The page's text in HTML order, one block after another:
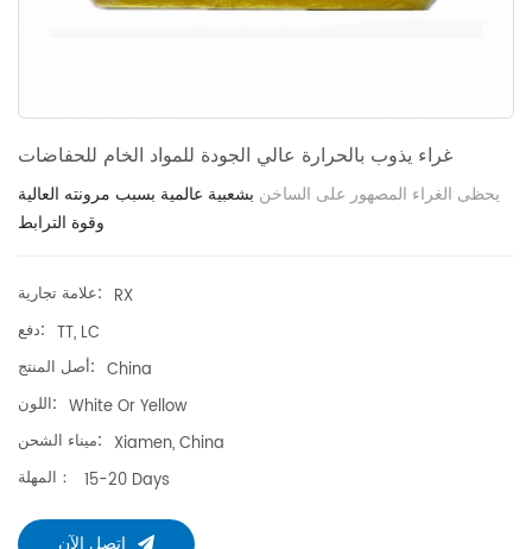
غراء يذوب بالحرارة عالي الجودة للمواد الخام للحفاضات
يحظى الغراء المصهور على الساخن بشعبية عالمية بسبب مرونته العالية
علامة تجارية: RX
دفع: TT, LC
أصل المنتج: China
اللون: White Or Yellow
ميناء الشحن: Xiamen, China
المهلة：
15-20 Days
اتصل الآن